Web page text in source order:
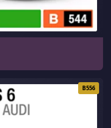
B556